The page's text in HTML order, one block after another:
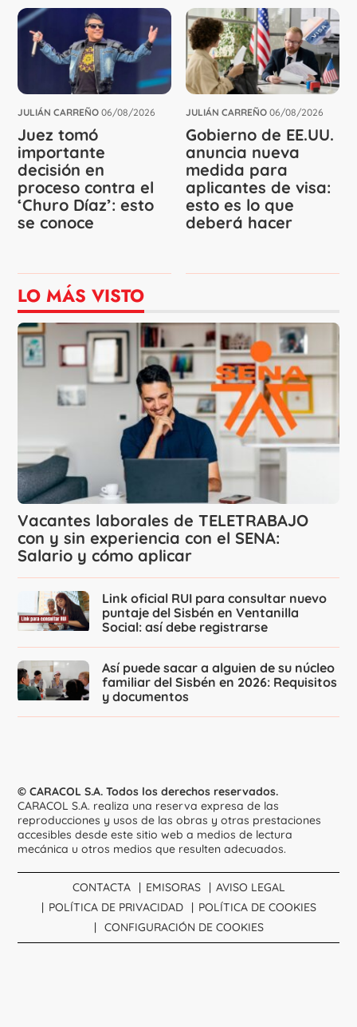
JULIÁN CARREÑO 06/08/2026
Juez tomó
importante
decisión en
proceso contra el
‘Churo Díaz’: esto
se conoce
JULIÁN CARREÑO 06/08/2026
Gobierno de EE.UU.
anuncia nueva
medida para
aplicantes de visa:
esto es lo que
deberá hacer
LO MÁS VISTO
Vacantes laborales de TELETRABAJO
con y sin experiencia con el SENA:
Salario y cómo aplicar
Link oficial RUI para consultar nuevo
puntaje del Sisbén en Ventanilla
Social: así debe registrarse
Así puede sacar a alguien de su núcleo
familiar del Sisbén en 2026: Requisitos
y documentos
© CARACOL S.A. Todos los derechos reservados.
CARACOL S.A. realiza una reserva expresa de las
reproducciones y usos de las obras y otras prestaciones
accesibles desde este sitio web a medios de lectura
mecánica u otros medios que resulten adecuados.
CONTACTA EMISORAS
AVISO LEGAL
POLÍTICA DE PRIVACIDAD
POLÍTICA DE COOKIES
CONFIGURACIÓN DE COOKIES